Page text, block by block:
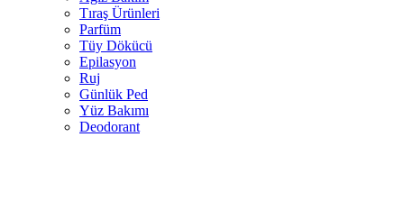
Tıraş Ürünleri
Parfüm
Tüy Dökücü
Epilasyon
Ruj
Günlük Ped
Yüz Bakımı
Deodorant